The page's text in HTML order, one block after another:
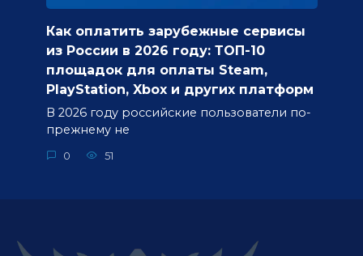
Как оплатить зарубежные сервисы
из России в 2026 году: ТОП-10
площадок для оплаты Steam,
PlayStation, Xbox и других платформ
В 2026 году российские пользователи по-
прежнему не
0 51